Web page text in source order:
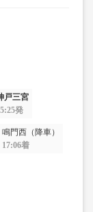
戸三宮
発
鳴門西（降車）
17:06着